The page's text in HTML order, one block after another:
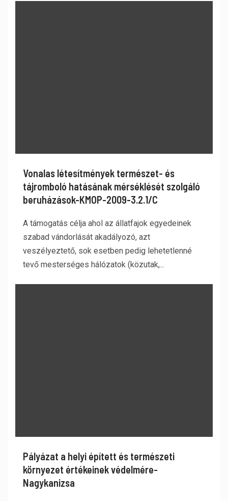
Vonalas létesítmények természet- és
tájromboló hatásának mérséklését szolgáló
beruházások-KMOP-2009-3.2.1/C
A támogatás célja ahol az állatfajok egyedeinek
szabad vándorlását akadályozó, azt
veszélyeztető, sok esetben pedig lehetetlenné
tevő mesterséges hálózatok (közutak,...
Pályázat a helyi épített és természeti
környezet értékeinek védelmére-
Nagykanizsa